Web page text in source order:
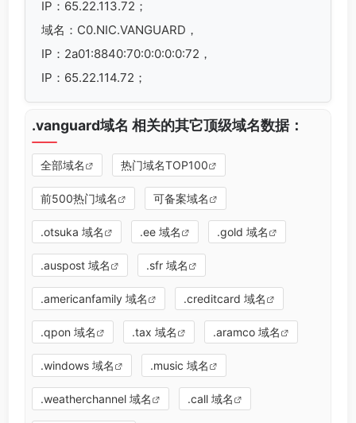
IP：65.22.113.72；
域名：C0.NIC.VANGUARD，
IP：2a01:8840:70:0:0:0:0:72，
IP：65.22.114.72；
.vanguard域名 相关的其它顶级域名数据：
全部域名 热门域名TOP100
前500热门域名 可备案域名
.otsuka 域名 .ee 域名 .gold 域名
.auspost 域名 .sfr 域名
.americanfamily 域名 .creditcard 域名
.qpon 域名 .tax 域名 .aramco 域名
.windows 域名 .music 域名
.weatherchannel 域名 .call 域名